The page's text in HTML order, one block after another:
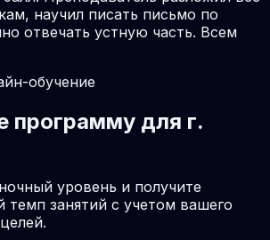
научил писать письмо по
отвечать устную часть. Всем
обучение
программу для г.
уровень и получите
темп занятий с учетом вашего